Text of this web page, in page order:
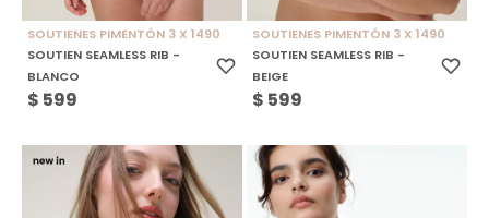
SOUTIENES PIMENTÓN 3 X 1490
SOUTIEN SEAMLESS RIB -
BLANCO
$ 599
SOUTIENES PIMENTÓN 3 X 1490
SOUTIEN SEAMLESS RIB -
BEIGE
$ 599